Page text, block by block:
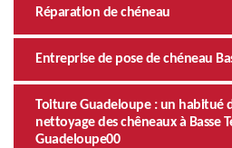
Réparation de chéneau
Entreprise de pose de chéneau
Toiture Guadeloupe : un habitué
nettoyage des chêneaux à Basse
Guadeloupe00